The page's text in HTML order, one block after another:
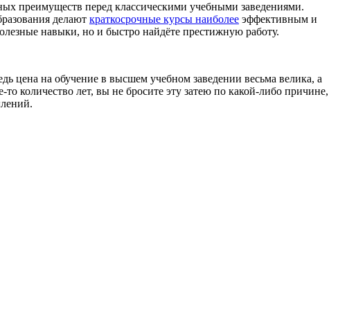
преимуществ перед классическими учебными заведениями.
делают краткосрочные курсы наиболее эффективным и
навыки, но и быстро найдёте престижную работу.
цена на обучение в высшем учебном заведении весьма велика, а
количество лет, вы не бросите эту затею по какой-либо причине,